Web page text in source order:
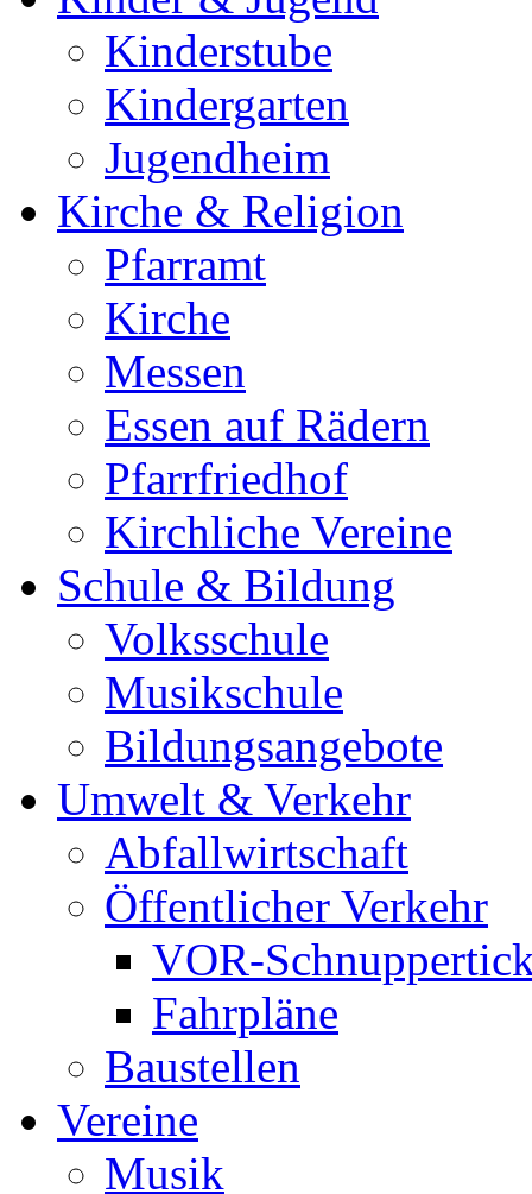
Kinderstube
Kindergarten
Jugendheim
Kirche & Religion
Pfarramt
Kirche
Messen
Essen auf Rädern
Pfarrfriedhof
Kirchliche Vereine
Schule & Bildung
Volksschule
Musikschule
Bildungsangebote
Umwelt & Verkehr
Abfallwirtschaft
Öffentlicher Verkehr
VOR-
Fahrpläne
Baustellen
Vereine
Musik